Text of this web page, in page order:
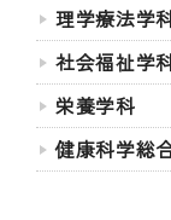
理学療法学
社会福祉学
栄養学科
健康科学総